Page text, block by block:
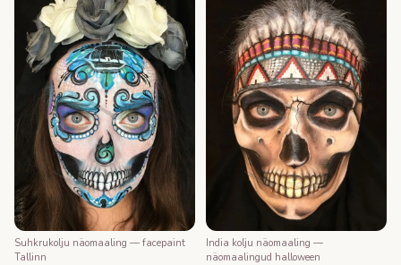
Suhkrukolju näomaaling — facepaint
Tallinn
India kolju näomaaling —
näomaalingud halloween